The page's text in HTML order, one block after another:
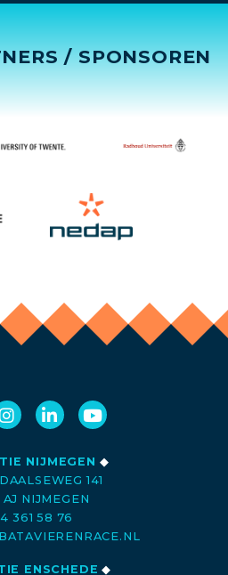
/ SPONSOREN
NIJMEGEN ◆
141
NIJMEGEN
361 58 76
ENSCHEDE ◆